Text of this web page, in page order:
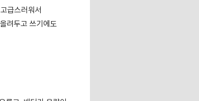
급스러워서
려두고 쓰기에도